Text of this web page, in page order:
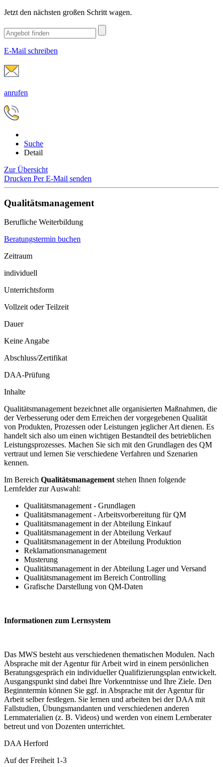
Jetzt den nächsten großen Schritt wagen.
E-Mail schreiben
anrufen
Suche
Detail
Zur Übersicht
Drucken Per E-Mail senden
Qualitätsmanagement
Berufliche Weiterbildung
Beratungstermin buchen
Zeitraum
individuell
Unterrichtsform
Vollzeit oder Teilzeit
Dauer
Keine Angabe
Abschluss/Zertifikat
DAA-Prüfung
Inhalte
Qualitätsmanagement bezeichnet alle organisierten Maßnahmen, die
der Verbesserung oder dem Erreichen der vorgegebenen Qualität
von Produkten, Prozessen oder Leistungen jeglicher Art dienen. Es
handelt sich also um einen wichtigen Bestandteil des betrieblichen
Leistungsprozesses. Machen Sie sich mit den Grundlagen des QM
vertraut und lernen Sie verschiedene Verfahren und Szenarien
kennen.
Im Bereich Qualitätsmanagementstehen Ihnen folgende
Lernfelder zur Auswahl:
Qualitätsmanagement - Grundlagen
Qualitätsmanagement - Arbeitsvorbereitung für QM
Qualitätsmanagement in der Abteilung Einkauf
Qualitätsmanagement in der Abteilung Verkauf
Qualitätsmanagement in der Abteilung Produktion
Reklamationsmanagement
Musterung
Qualitätsmanagement in der Abteilung Lager und Versand
Qualitätsmanagement im Bereich Controlling
Grafische Darstellung von QM-Daten
Informationen zum Lernsystem
Das MWS besteht aus verschiedenen thematischen Modulen. Nach
Absprache mit der Agentur für Arbeit wird in einem persönlichen
Beratungsgespräch ein individueller Qualifizierungsplan entwickelt.
Ausgangspunkt sind dabei Ihre Vorkenntnisse und Ihre Ziele. Den
Beginntermin können Sie ggf. in Absprache mit der Agentur für
Arbeit selber festlegen. Sie lernen und arbeiten bei der DAA mit
Fallstudien, Übungsmandanten und verschiedenen anderen
Lernmaterialien (z. B. Videos) und werden von einem Lernberater
betreut und von Dozenten unterrichtet.
DAA Herford
Auf der Freiheit 1-3